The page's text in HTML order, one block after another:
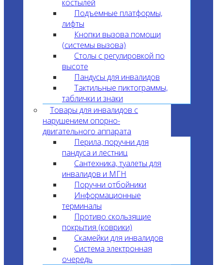
костылей
Подъемные платформы,
лифты
Кнопки вызова помощи
(системы вызова)
Столы с регулировкой по
высоте
Пандусы для инвалидов
Тактильные пиктограммы,
таблички и знаки
Товары для инвалидов с
нарушением опорно-
двигательного аппарата
Перила, поручни для
пандуса и лестниц
Сантехника, туалеты для
инвалидов и МГН
Поручни отбойники
Информационные
терминалы
Противо скользящие
покрытия (коврики)
Скамейки для инвалидов
Система электронная
очередь